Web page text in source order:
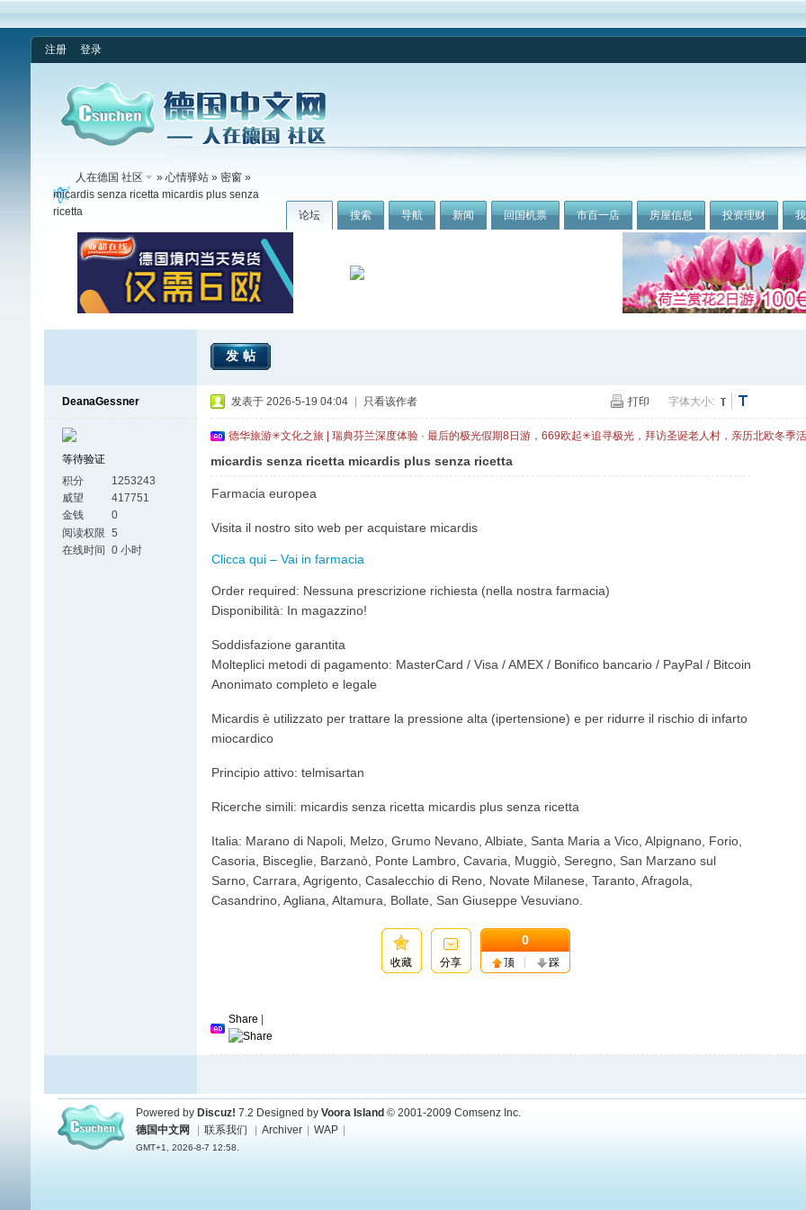
注册 登录
论坛 搜索 导航 新闻 回国机票 市百一店 房屋信息 投资理财
人在德国 社区 » 心情驿站» 密窗»
micardis senza ricetta micardis plus senza
ricetta
发帖
DeanaGessner
等待验证
积分
1253243
威望
417751
金钱
0
阅读权限 5
在线时间 0 小时
打印 字体大小:
发表于 2026-5-19 04:04 只看该作者
德华旅游✳文化之旅 | 瑞典芬兰深度体验 · 最后的极光假期8日游，669欧起✳追寻极光，拜访圣诞老人村，亲历北欧冬季
micardis senza ricetta micardis plus senza ricetta
Farmacia europea
Visita il nostro sito web per acquistare micardis
Clicca qui – Vai in farmacia
Order required: Nessuna prescrizione richiesta (nella nostra farmacia)
Disponibilità: In magazzino!
Soddisfazione garantita
Molteplici metodi di pagamento: MasterCard / Visa / AMEX / Bonifico bancario / PayPal / Bitcoin
Anonimato completo e legale
Micardis è utilizzato per trattare la pressione alta (ipertensione) e per ridurre il rischio di infarto
miocardico
Principio attivo: telmisartan
Ricerche simili: micardis senza ricetta micardis plus senza ricetta
Italia: Marano di Napoli, Melzo, Grumo Nevano, Albiate, Santa Maria a Vico, Alpignano, Forio,
Casoria, Bisceglie, Barzanò, Ponte Lambro, Cavaria, Muggiò, Seregno, San Marzano sul
Sarno, Carrara, Agrigento, Casalecchio di Reno, Novate Milanese, Taranto, Afragola,
Casandrino, Agliana, Altamura, Bollate, San Giuseppe Vesuviano.
收藏 分享
0
顶 踩
Share
Powered by Discuz! 7.2 Designed by Voora Island © 2001-2009 Comsenz Inc.
德国中文网
联系我们 Archiver WAP
GMT+1, 2026-8-7 12:58.